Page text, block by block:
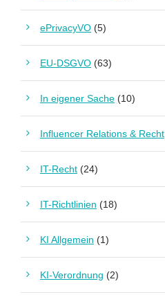
ePrivacyVO (5)
EU-DSGVO (63)
In eigener Sache (10)
Influencer Relations & Recht
IT-Recht (24)
IT-Richtlinien (18)
KI Allgemein (1)
KI-Verordnung (2)